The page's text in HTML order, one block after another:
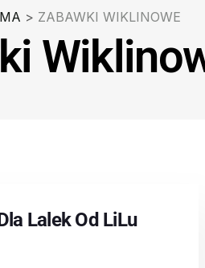
> ZABAWKI WIKLINOWE
Lalek Od LiLu